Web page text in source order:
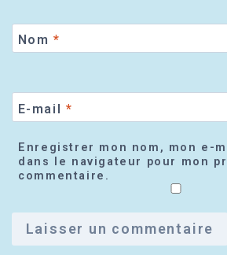
Nom *
E-mail *
Enregistrer mon nom, mon e-
dans le navigateur pour mon
commentaire.